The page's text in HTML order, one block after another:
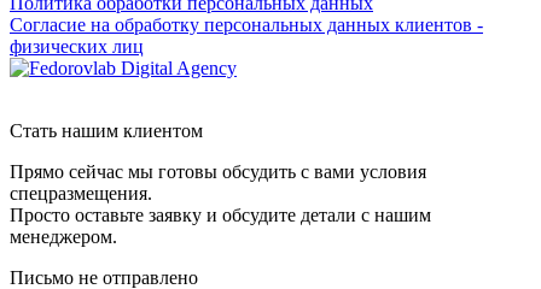
Согласие на обработку персональных данных клиентов -
физических лиц
Стать нашим клиентом
Прямо сейчас мы готовы обсудить с вами условия
спецразмещения.
Просто оставьте заявку и обсудите детали с нашим
менеджером.
Письмо не отправлено